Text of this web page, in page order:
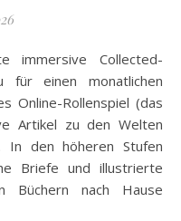
für einen monatlichen
Online-Rollenspiel (das
Artikel zu den Welten
In den höheren Stufen
Briefe und illustrierte
Büchern nach Hause